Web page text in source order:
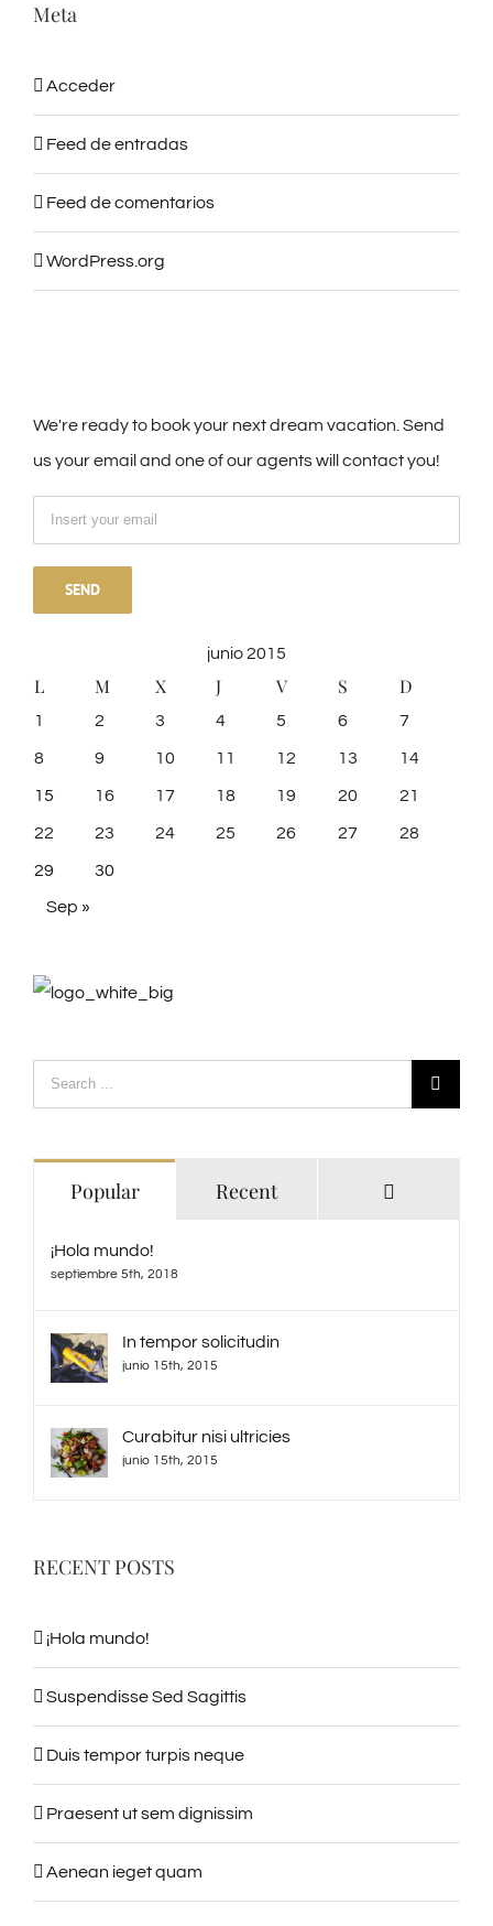
Meta
Acceder
Feed de entradas
Feed de comentarios
WordPress.org
We're ready to book your next dream vacation. Send
us your email and one of our agents will contact you!
junio 2015
L M X J V S D
1 2 3 4 5 6 7
8 9 10 11 12 13 14
15 16 17 18 19 20 21
22 23 24 25 26 27 28
29 30
Sep »
Search
for:
Popular Recent
¡Hola mundo!
septiembre 5th, 2018
In tempor solicitudin
junio 15th, 2015
Curabitur nisi ultricies
junio 15th, 2015
RECENT POSTS
¡Hola mundo!
Suspendisse Sed Sagittis
Duis tempor turpis neque
Praesent ut sem dignissim
Aenean ieget quam